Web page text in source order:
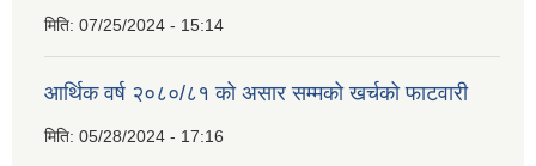
मिति: 07/25/2024 - 15:14
आर्थिक वर्ष २०८०/८१ को असार सम्मको खर्चको फाटवारी
मिति: 05/28/2024 - 17:16